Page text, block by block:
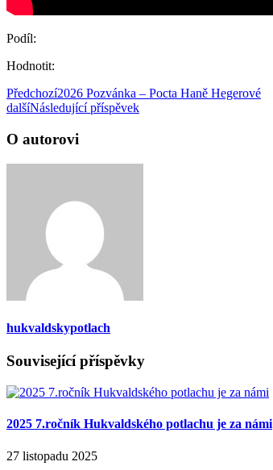
Podíl:
Hodnotit:
Předchozí2026 Pozvánka – Pocta Haně Hegerové
dalšíNásledující příspěvek
O autorovi
hukvaldskypotlach
Související příspěvky
2025 7.ročník Hukvaldského potlachu je za námi
27 listopadu 2025